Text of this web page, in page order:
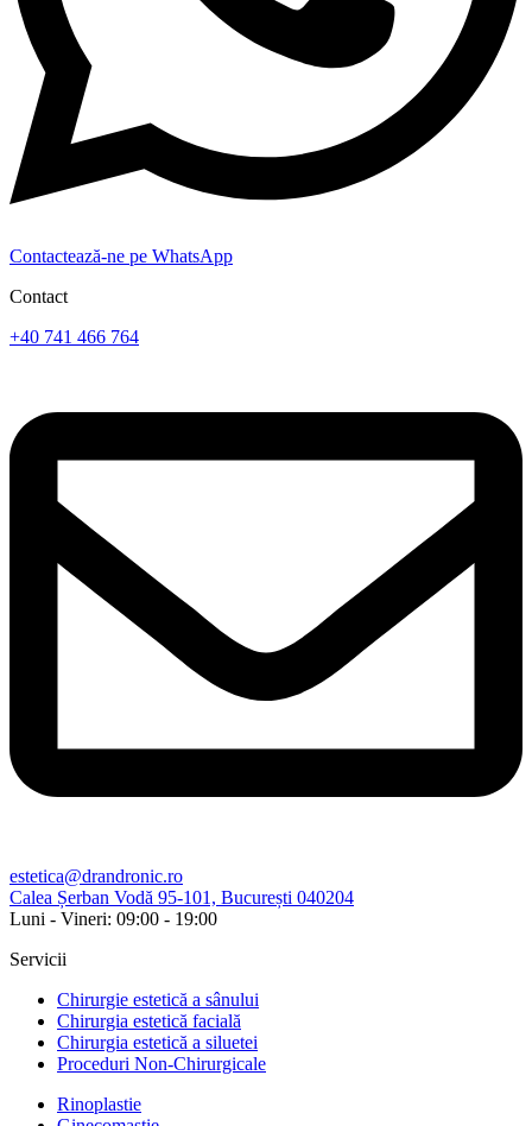
Contactează-ne pe WhatsApp
Contact
+40 741 466 764
estetica@drandronic.ro
Calea Șerban Vodă 95-101, București 040204
Luni - Vineri: 09:00 - 19:00​
Servicii
Chirurgie estetică a sânului
Chirurgia estetică facială
Chirurgia estetică a siluetei
Proceduri Non-Chirurgicale
Rinoplastie